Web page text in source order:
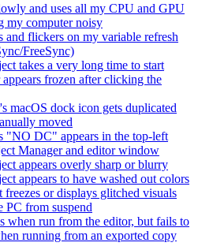
and uses all my CPU and GPU
my computer noisy
and flickers on my variable refresh
FreeSync)
takes a very long time to start
frozen after clicking the
macOS dock icon gets duplicated
moved
"NO DC" appears in the top-left
Manager and editor window
appears overly sharp or blurry
appears to have washed out colors
freezes or displays glitched visuals
PC from suspend
when run from the editor, but fails to
running from an exported copy